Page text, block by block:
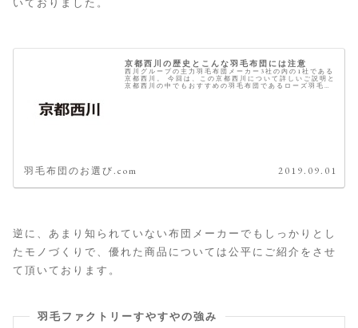
いておりました。
京都西川の歴史とこんな羽毛布団には注意
西川グループの主力羽毛布団メーカー3社の内の1社である
京都西川。 今回は、この京都西川について詳しいご説明と
京都西川の中でもおすすめの羽毛布団であるローズ羽毛ふ
羽毛布団のお選び.com 2019.09.01
逆に、あまり知られていない布団メーカーでもしっかりとし
たモノづくりで、優れた商品については公平にご紹介をさせ
て頂いております。
羽毛ファクトリーすやすやの強み